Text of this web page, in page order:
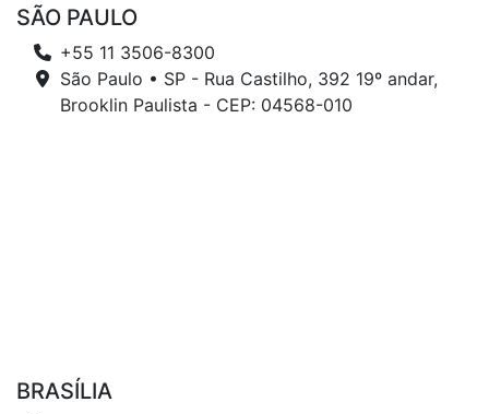
SÃO PAULO
+55 11 3506-8300
São Paulo • SP - Rua Castilho, 392 19º andar,
Brooklin Paulista - CEP: 04568-010
BRASÍLIA